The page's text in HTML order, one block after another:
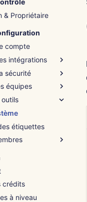
& Propriétaire
compte
intégrations
à l'intégration
sécurité
(SSO)
équipes
groupe
groupes
étiquettes
membres
fichier
membres
membres
crédits
à niveau